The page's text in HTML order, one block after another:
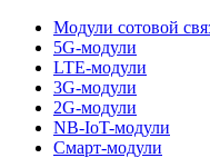
Модули сотовой
5G-модули
LTE-модули
3G-модули
2G-модули
NB-IoT-модули
Смарт-модули